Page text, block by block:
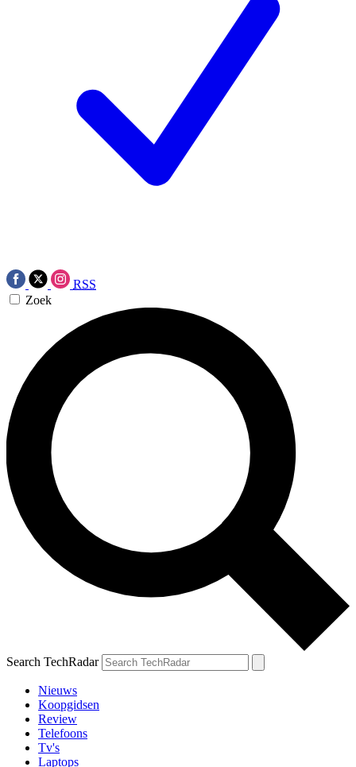
RSS
Zoek
Search TechRadar
Nieuws
Koopgidsen
Review
Telefoons
Tv's
Laptops